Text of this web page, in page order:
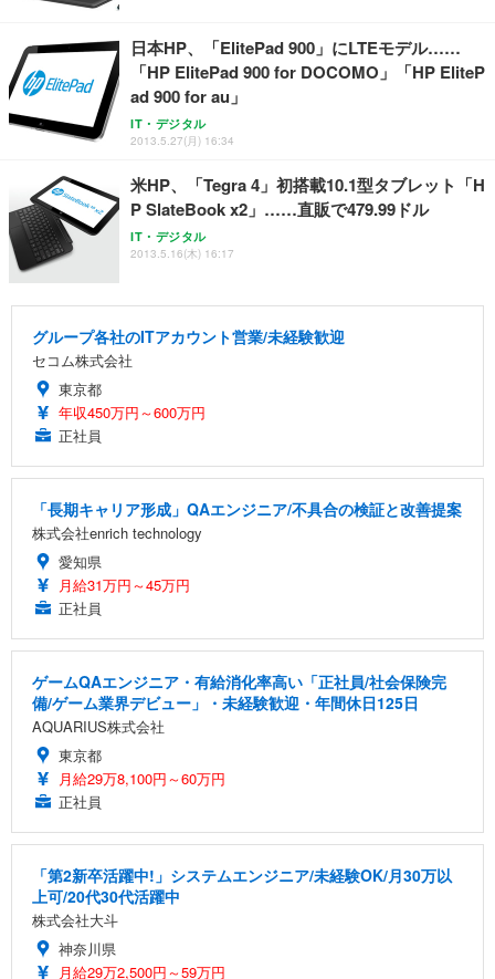
務用 おしゃれ パソコンチェア (ホワイト)
ANDWINT オフィスチェア デスクチェア 肘なし メ
ッシュ 通気性 ランバーサポート付き 腰サポート ガ
ス圧無段階昇降 360度回転 キャスター付き コンパク
ト 幅52×奥行58.5×高さ84～96cm テレワーク 在宅
￥4,139
【MiniLED/24.5inch/280Hz/FHD】GRAPHT THE S
HOOTER Gaming Monitor 24” Essential ゲーミン
グモニター QD 24.5インチ 1ms FHD 量子ドット 残
像低減 (3年保証 | 輝点保証 | 日本メーカー)
￥34,980
アイリスオーヤマ ペットシーツ 超厚型 お徳用 レギ
ュラー 200枚入【Amazon.co.jp限定】
￥3,731
日本HP、「ElitePad 900」にLTEモデル……
「HP ElitePad 900 for DOCOMO」「HP EliteP
ad 900 for au」
IT・デジタル
2013.5.27(月) 16:34
米HP、「Tegra 4」初搭載10.1型タブレット「H
P SlateBook x2」……直販で479.99ドル
IT・デジタル
2013.5.16(木) 16:17
グループ各社のITアカウント営業/未経験歓迎
セコム株式会社
東京都
年収450万円～600万円
正社員
「長期キャリア形成」QAエンジニア/不具合の検証と改善提案
株式会社enrich technology
愛知県
月給31万円～45万円
正社員
ゲームQAエンジニア・有給消化率高い「正社員/社会保険完
備/ゲーム業界デビュー」・未経験歓迎・年間休日125日
AQUARIUS株式会社
東京都
月給29万8,100円～60万円
正社員
「第2新卒活躍中!」システムエンジニア/未経験OK/月30万以
上可/20代30代活躍中
株式会社大斗
神奈川県
月給29万2,500円～59万円